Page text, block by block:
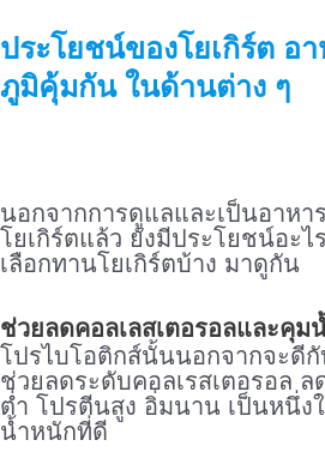
ประโยชน์ของโยเกิร์ต อา
ภูมิคุ้มกัน ในด้านต่าง ๆ
นอกจากการดูแลและเป็นอาหา
โยเกิร์ตแล้ว ยังมีประโยชน์อะ
เลือกทานโยเกิร์ตบ้าง มาดูกัน
ช่วยลดคอลเลสเตอรอลและคุม
โปรไบโอติกส์นั้นนอกจากจะดี
ช่วยลดระดับคอลเรสเตอรอล
ต่ำ โปรตีนสูง อิ่มนาน เป็นหนึ่ง
น้ำหนักที่ดี